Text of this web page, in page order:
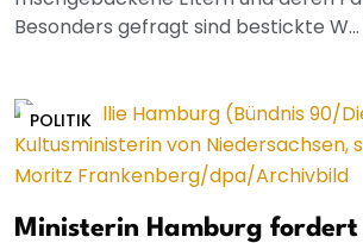
Besonders gefragt sind bestickte W...
POLITIK
Ministerin Hamburg